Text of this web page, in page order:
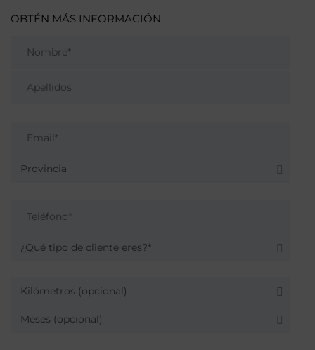
OBTÉN MÁS INFORMACIÓN
Provincia
¿Qué tipo de cliente eres?*
Kilómetros (opcional)
Meses (opcional)